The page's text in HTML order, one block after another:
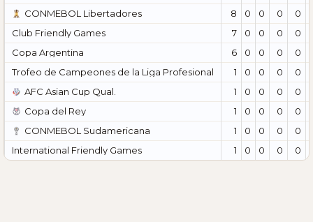
CONMEBOL Libertadores
8 0 0 0
0
Club Friendly Games
7 0 0 0
0
Copa Argentina
6 0 0 0
0
Trofeo de Campeones de la Liga Profesional
1 0 0 0
0
AFC Asian Cup Qual.
1 0 0 0
0
Copa del Rey
1 0 0 0
0
CONMEBOL Sudamericana
1 0 0 0
0
International Friendly Games
1 0 0 0 0